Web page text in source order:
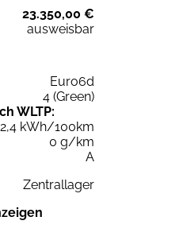
23.350,00 €
ausweisbar
Euro6d
4 (Green)
WLTP:
kWh/100km
0 g/km
A
Zentrallager